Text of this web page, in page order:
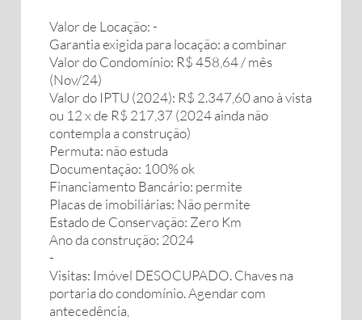
Valor de Locação: -
Garantia exigida para locação: a combinar
Valor do Condomínio: R$ 458,64 / mês
(Nov/24)
Valor do IPTU (2024): R$ 2.347,60 ano à vista
ou 12 x de R$ 217,37 (2024 ainda não
contempla a construção)
Permuta: não estuda
Documentação: 100% ok
Financiamento Bancário: permite
Placas de imobiliárias: Não permite
Estado de Conservação: Zero Km
Ano da construção: 2024
-
Visitas: Imóvel DESOCUPADO. Chaves na
portaria do condomínio. Agendar com
antecedência,